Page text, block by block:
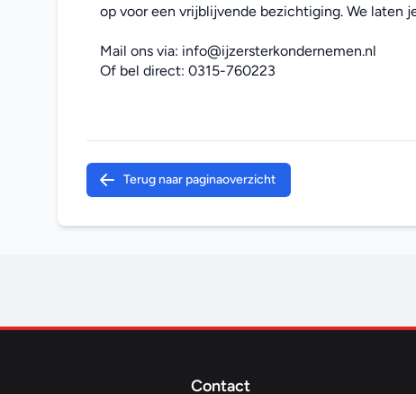
op voor een vrijblijvende bezichtiging. We laten
Mail ons via: info@ijzersterkondernemen.nl
Of bel direct: 0315-760223
Terug naar paginaoverzicht
Contact